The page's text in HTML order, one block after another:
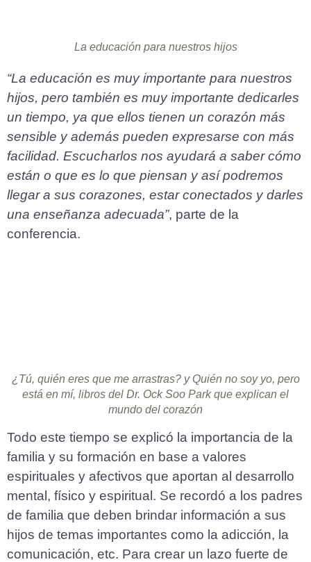
La educación para nuestros hijos
“La educación es muy importante para nuestros
hijos, pero también es muy importante dedicarles
un tiempo, ya que ellos tienen un corazón más
sensible y además pueden expresarse con más
facilidad. Escucharlos nos ayudará a saber cómo
están o que es lo que piensan y así podremos
llegar a sus corazones, estar conectados y darles
una enseñanza adecuada”, parte de la
conferencia.
¿Tú, quién eres que me arrastras? y Quién no soy yo, pero
está en mí, libros del Dr. Ock Soo Park que explican el
mundo del corazón
Todo este tiempo se explicó la importancia de la
familia y su formación en base a valores
espirituales y afectivos que aportan al desarrollo
mental, físico y espiritual. Se recordó a los padres
de familia que deben brindar información a sus
hijos de temas importantes como la adicción, la
comunicación, etc. Para crear un lazo fuerte de